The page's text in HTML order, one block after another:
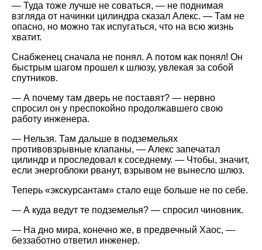
— Туда тоже лучше не соваться, — не поднимая
взгляда от начинки цилиндра сказал Алекс. — Там не
опасно, но можно так испугаться, что на всю жизнь
хватит.
Снабженец сначала не понял. А потом как понял! Он
быстрым шагом прошел к шлюзу, увлекая за собой
спутников.
— А почему там дверь не поставят? — нервно
спросил он у преспокойно продолжавшего свою
работу инженера.
— Нельзя. Там дальше в подземельях
противовзрывные клапаны, — Алекс запечатал
цилиндр и проследовал к соседнему. — Чтобы, значит,
если энергоблоки рванут, взрывом не вынесло шлюз.
Теперь «экскурсантам» стало еще больше не по себе.
— А куда ведут те подземелья? — спросил чиновник.
— На дно мира, конечно же, в предвечный Хаос, —
беззаботно ответил инженер.